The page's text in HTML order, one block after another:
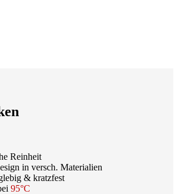
Reinheit
in versch. Materialien
& kratzfest
95°C